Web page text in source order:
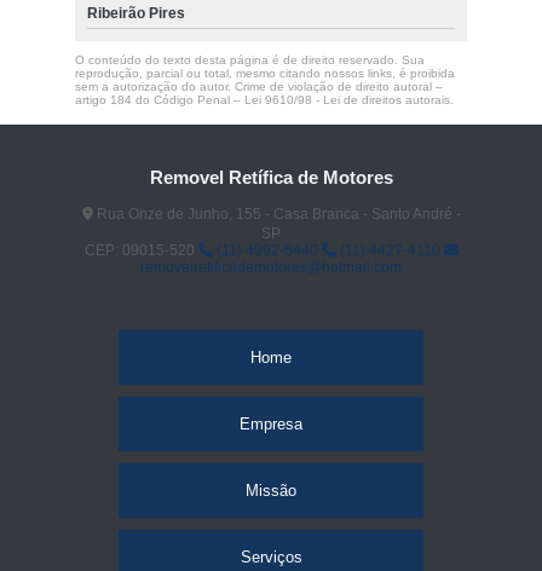
Ribeirão Pires
O conteúdo do texto desta página é de direito reservado. Sua
reprodução, parcial ou total, mesmo citando nossos links, é proibida
sem a autorização do autor. Crime de violação de direito autoral –
artigo 184 do Código Penal – Lei 9610/98 - Lei de direitos autorais.
Removel Retífica de Motores
Rua Onze de Junho, 155 - Casa Branca - Santo André -
SP
CEP: 09015-520
(11) 4992-6440
(11) 4427-4110
removelretificademotores@hotmail.com
Home
Empresa
Missão
Serviços